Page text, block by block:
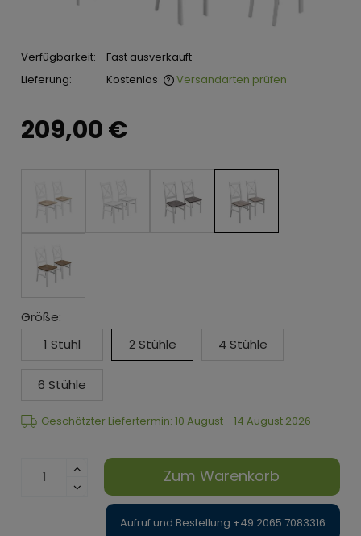
Verfügbarkeit:
Fast ausverkauft
Lieferung:
Kostenlos Versandarten prüfen
209,00 €
Größe:
1 Stuhl
2 Stühle 4 Stühle
6 Stühle
Geschätzter Liefertermin: 10 August - 14 August 2026
Zum Warenkorb
Aufruf und Bestellung +49 2065 7083316